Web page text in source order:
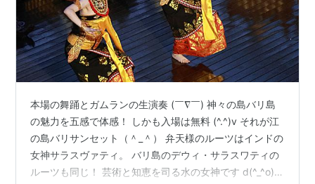
本場の舞踊とガムランの生演奏 (￣∇￣) 神々の島バリ島
の魅力を五感で体感！ しかも入場は無料 (^.^)v それが江
の島バリサンセット（＾_＾） 弁天様のルーツはインドの
女神サラスヴァティ。 バリ島のデウィ・サラスワティの
ルーツも同じ！ 芸術と知恵を司る水の女神です d(^_^o)